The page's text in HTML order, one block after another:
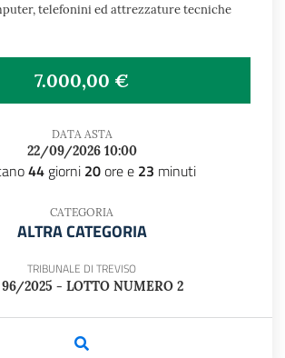
telefonini ed attrezzature tecniche
7.000,00 €
DATA ASTA
22/09/2026 10:00
44giorni 20ore e 23 minuti
CATEGORIA
ALTRA CATEGORIA
TRIBUNALE DI TREVISO
2025 - LOTTO NUMERO 2